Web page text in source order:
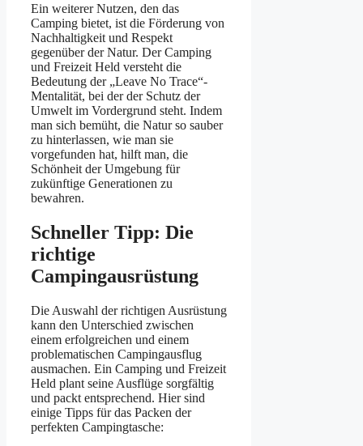
Ein weiterer Nutzen, den das
Camping bietet, ist die Förderung von
Nachhaltigkeit und Respekt
gegenüber der Natur. Der Camping
und Freizeit Held versteht die
Bedeutung der „Leave No Trace“-
Mentalität, bei der der Schutz der
Umwelt im Vordergrund steht. Indem
man sich bemüht, die Natur so sauber
zu hinterlassen, wie man sie
vorgefunden hat, hilft man, die
Schönheit der Umgebung für
zukünftige Generationen zu
bewahren.
Schneller Tipp: Die
richtige
Campingausrüstung
Die Auswahl der richtigen Ausrüstung
kann den Unterschied zwischen
einem erfolgreichen und einem
problematischen Campingausflug
ausmachen. Ein Camping und Freizeit
Held plant seine Ausflüge sorgfältig
und packt entsprechend. Hier sind
einige Tipps für das Packen der
perfekten Campingtasche: